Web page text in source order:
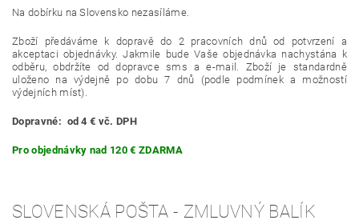
Na dobírku na Slovensko nezasíláme.
Zboží předáváme k dopravě do 2 pracovních dnů od potvrzení a
akceptaci objednávky. Jakmile bude Vaše objednávka nachystána k
odběru, obdržíte od dopravce sms a e-mail. Zboží je standardně
uloženo na výdejně po dobu 7 dnů (podle podmínek a možností
výdejních míst).
Dopravné: od 4 € vč. DPH
Pro objednávky nad 120 € ZDARMA
SLOVENSKÁ POŠTA - ZMLUVNÝ BALÍK